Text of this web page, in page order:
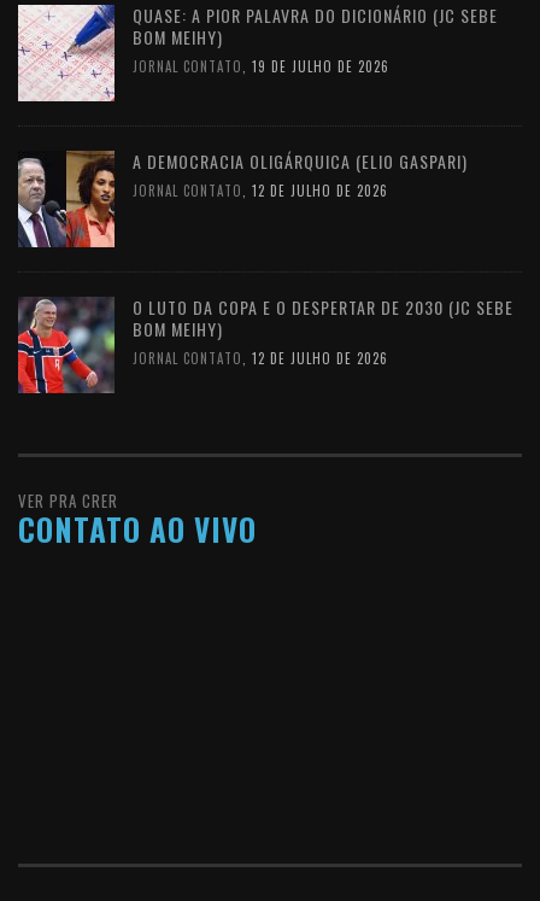
QUASE: A PIOR PALAVRA DO DICIONÁRIO (JC SEBE
BOM MEIHY)
JORNAL CONTATO 19 DE JULHO DE 2026
A DEMOCRACIA OLIGÁRQUICA (ELIO GASPARI)
JORNAL CONTATO 12 DE JULHO DE 2026
O LUTO DA COPA E O DESPERTAR DE 2030 (JC SEBE
BOM MEIHY)
JORNAL CONTATO 12 DE JULHO DE 2026
VER PRA CRER
CONTATO AO VIVO